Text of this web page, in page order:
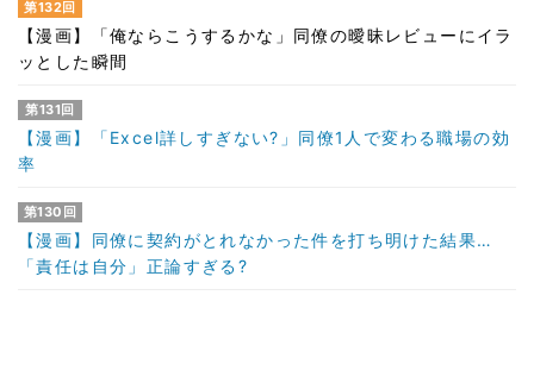
第132回
【漫画】「俺ならこうするかな」同僚の曖昧レビューにイラ
ッとした瞬間
第131回
【漫画】「Excel詳しすぎない?」同僚1人で変わる職場の効
率
第130回
【漫画】同僚に契約がとれなかった件を打ち明けた結果…
「責任は自分」正論すぎる?